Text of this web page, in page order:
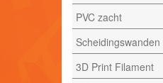
PVC zacht
3D Print Filament